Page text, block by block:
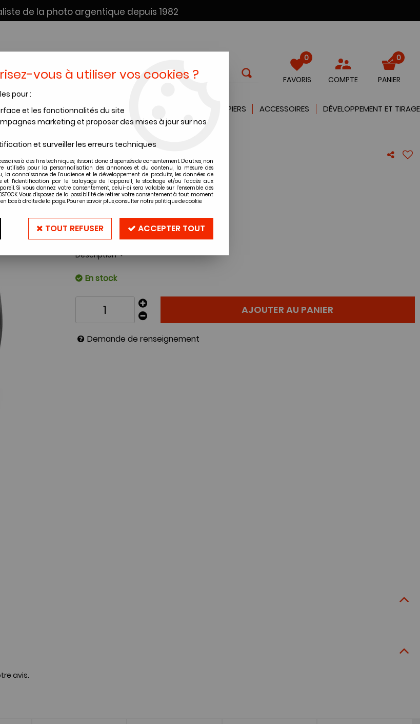
de la photo argentique depuis 1982
0
FAVORIS COMPTE
0
PANIER
DÉV. + SCAN INSTANTANÉS PAPIERS ACCESSOIRES DÉVELOPPEMENT ET TIRAGE
Paresoleil - 55mm
Soyez le premier à donner votre avis !
17,90 €TTC
Description
En stock
AJOUTER AU PANIER
Demande de renseignement
avis.
vous à utiliser vos cookies ?
pour :
et les fonctionnalités du site
marketing et proposer des mises à jour sur nos
et surveiller les erreurs techniques
à des fins techniques, ils sont donc dispensés de consentement. D'autres, non
utilisés pour la personnalisation des annonces et du contenu, la mesure des
la connaissance de l'audience et le développement de produits, les données de
et l'identification par le balayage de l'appareil, le stockage et/ou l'accès aux
Si vous donnez votre consentement, celui-ci sera valable sur l’ensemble des
Vous disposez de la possibilité de retirer votre consentement à tout moment
bas à droite de la page. Pour en savoir plus, consulter notre politique de cookie.
TOUT REFUSER ACCEPTER TOUT